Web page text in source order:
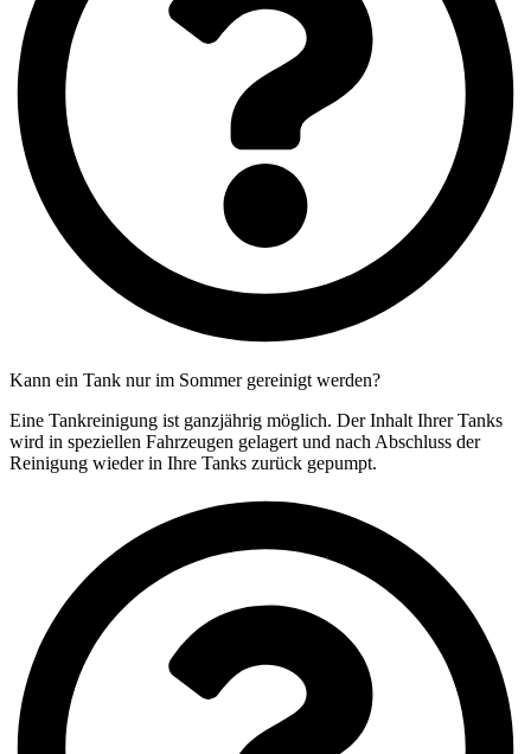
Kann ein Tank nur im Sommer gereinigt werden?
Eine Tankreinigung ist ganzjährig möglich. Der Inhalt Ihrer Tanks
wird in speziellen Fahrzeugen gelagert und nach Abschluss der
Reinigung wieder in Ihre Tanks zurück gepumpt.